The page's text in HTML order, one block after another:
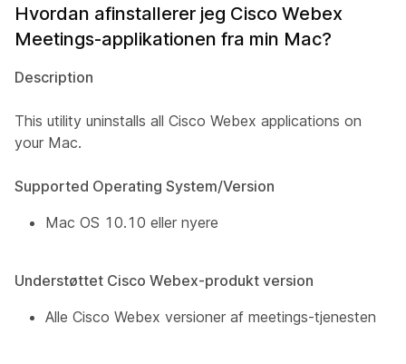
Hvordan afinstallerer jeg Cisco Webex
Meetings-applikationen fra min Mac?
Description
This utility uninstalls all Cisco Webex applications on
your Mac.
Supported Operating System/Version
Mac OS 10.10 eller nyere
Understøttet Cisco Webex-produkt version
Alle Cisco Webex versioner af meetings-tjenesten